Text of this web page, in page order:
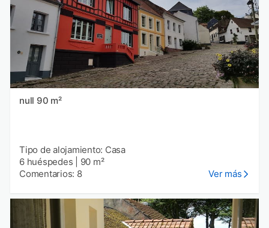
null 90 m²
Tipo de alojamiento: Casa
6 huéspedes
90 m²
Comentarios: 8
Ver más